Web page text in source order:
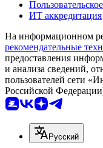
ИТ аккредитация
На информационном
рекомендательные
предоставления
и анализа сведений,
пользователей сети
Российской
Русский